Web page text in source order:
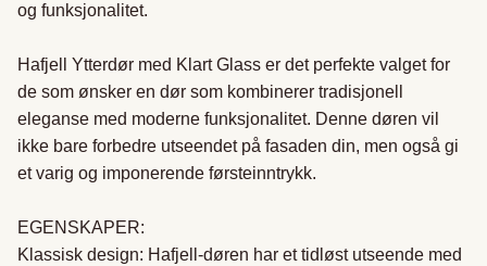
og funksjonalitet.
Hafjell Ytterdør med Klart Glass er det perfekte valget for
de som ønsker en dør som kombinerer tradisjonell
eleganse med moderne funksjonalitet. Denne døren vil
ikke bare forbedre utseendet på fasaden din, men også gi
et varig og imponerende førsteinntrykk.
EGENSKAPER:
Klassisk design: Hafjell-døren har et tidløst utseende med